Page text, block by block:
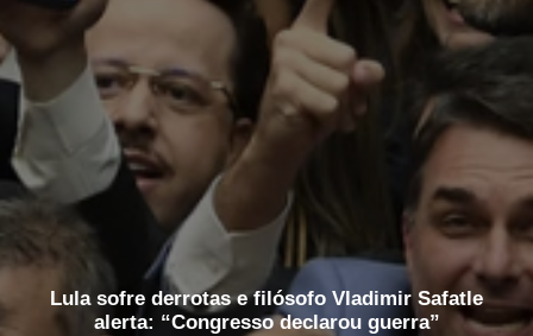
Lula sofre derrotas e filósofo Vladimir Safatle
alerta: “Congresso declarou guerra”